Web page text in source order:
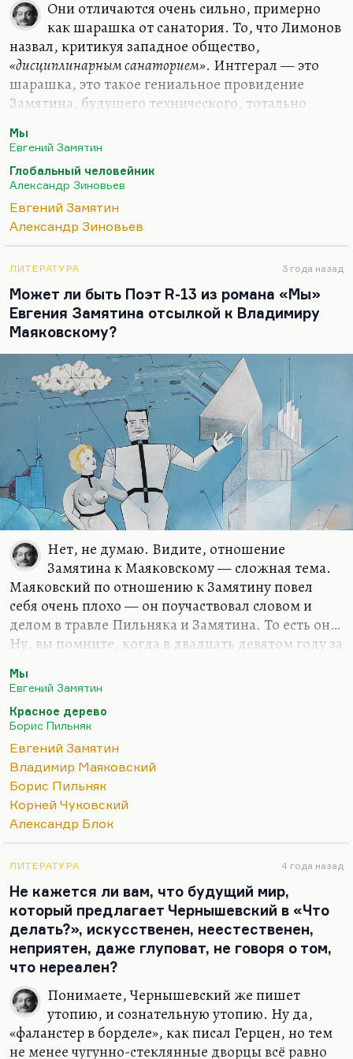
Они отличаются очень сильно, примерно
как шарашка от санатория. То, что Лимонов
назвал, критикуя западное общество,
«дисциплинарным санаторием». Интгерал — это
шарашка, это такое гениальное провидение
Замятина, будущего технического, тотально
осталось места эмоциям. Кстати, идея
человеческим лицом. Поскольку у меня роман так
или иначе связан с темой шарашки, я все время
сейчас размышляю над темой шарашки как такой
оптимальной, что ли, стратегии организации
тоталитаризме. А другого-то варианта нет. И в
связи с «Дау», конечно. И я думаю, насколько это
способно…
Мы
Евгений Замятин
Глобальный человейник
Александр Зиновьев
Евгений Замятин
Александр Зиновьев
ЛИТЕРАТУРА 3 года назад
Может ли быть Поэт R-13 из романа «Мы»
Евгения Замятина отсылкой к Владимиру
Маяковскому?
Нет, не думаю. Видите, отношение
Замятина к Маяковскому — сложная тема.
Маяковский по отношению к Замятину повел
себя очень плохо — он поучаствовал словом и
делом в травле Пильняка и Замятина. То есть он…
Ну, вы помните, когда в двадцать девятом году за
границей на них обрушились все писательские
вегетарианское сравнительно время, и ничего им
не было. Пильняк был репрессирован восемь лет
спустя. А Замятина даже, может быть, за
большевистское прошлое отпустили за границу,
как-то обошлось. Он все равно умер в тридцать
седьмом, но от грудной жабы.
Маяковскому — это довольно сложная…
Мы
Евгений Замятин
Красное дерево
Борис Пильняк
Евгений Замятин
Владимир Маяковский
Борис Пильняк
Корней Чуковский
Александр Блок
ЛИТЕРАТУРА 4 года назад
Не кажется ли вам, что будущий мир,
который предлагает Чернышевский в «Что
делать?», искусственен, неестественен,
неприятен, даже глуповат, не говоря о том,
что нереален?
Понимаете, Чернышевский же пишет
утопию, и сознательную утопию. Ну да,
«фаланстер в борделе», как писал Герцен, но тем
не менее чугунно-стеклянные дворцы всё равно